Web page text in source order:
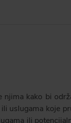
kako bi
uslugama koje
ili